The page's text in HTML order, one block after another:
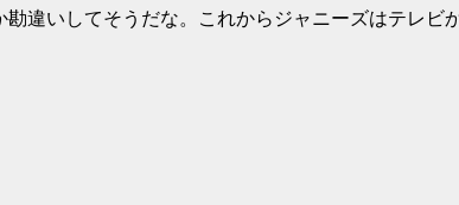
違いしてそうだな。これからジャニーズはテレビ